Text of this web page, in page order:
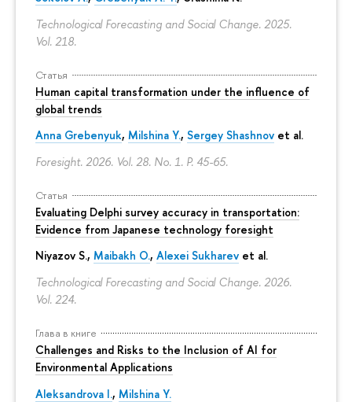
Technological Forecasting and Social Change. 2025.
Vol. 218.
Статья
Human capital transformation under the influence of
global trends
Anna Grebenyuk, Milshina Y., Sergey Shashnov et al.
Foresight. 2026. Vol. 28. No. 1. P. 45-65.
Статья
Evaluating Delphi survey accuracy in transportation:
Evidence from Japanese technology foresight
Niyazov S., Maibakh O., Alexei Sukharev et al.
Technological Forecasting and Social Change. 2026.
Vol. 224.
Глава в книге
Challenges and Risks to the Inclusion of AI for
Environmental Applications
Aleksandrova I., Milshina Y.